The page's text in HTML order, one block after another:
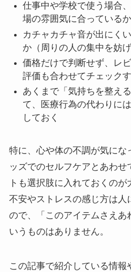
仕事中や学校で使う場合
場の雰囲気に合っているか
カチャカチャ音が出にく
か（周りの人の集中を妨げ
価格だけで判断せず、レ
評価も合わせてチェック
あくまで「気持ちを整え
て、医療行為の代わりに
しておく
特に、心や体の不調が気にな
ッズでのセルフケアとあわせ
トも選択肢に入れておくのが
不安やストレスの感じ方は人
ので、「このアイテムさえあ
いうものはありません。
この記事で紹介している情報